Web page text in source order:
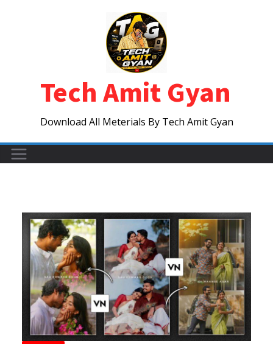
Tech Amit Gyan
Download All Meterials By Tech Amit Gyan